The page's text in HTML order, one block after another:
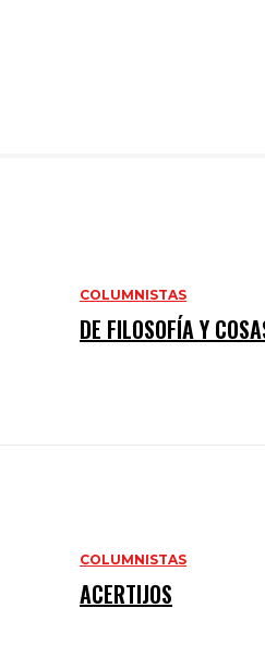
COLUMNISTAS
DE FILOSOFÍA Y
COLUMNISTAS
ACERTIJOS